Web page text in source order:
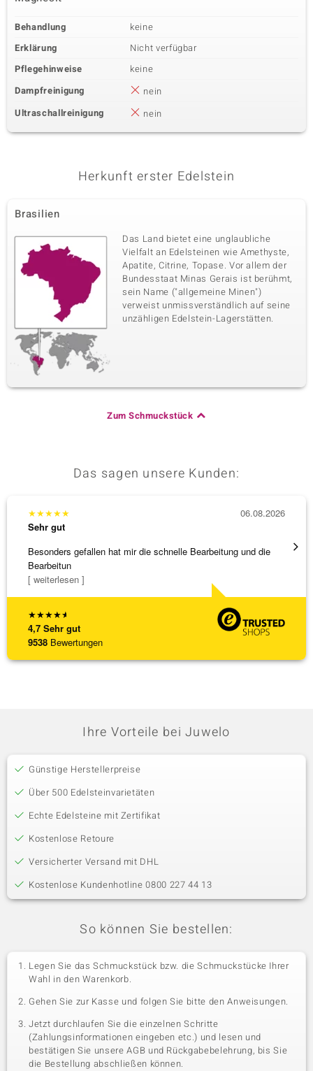
Behandlung
keine
Erklärung
Nicht verfügbar
Pflegehinweise
keine
Dampfreinigung
nein
Ultraschallreinigung
nein
Herkunft erster Edelstein
Brasilien
Das Land bietet eine unglaubliche
Vielfalt an Edelsteinen wie Amethyste,
Apatite, Citrine, Topase. Vor allem der
Bundesstaat Minas Gerais ist berühmt,
sein Name ("allgemeine Minen")
verweist unmissverständlich auf seine
unzähligen Edelstein-Lagerstätten.
Zum Schmuckstück
Das sagen unsere Kunden:
★★★★★
4,7 Sehr gut
9538 Bewertungen
★★★★★
Sehr gut
Besonders gefallen hat mir die schnelle Bearbeitung und die
Bearbeitun
[ weiterlesen ]
06.08.2026
Bin
Ihre Vorteile bei Juwelo
Günstige Herstellerpreise
Über 500 Edelsteinvarietäten
Echte Edelsteine mit Zertifikat
Kostenlose Retoure
Versicherter Versand mit DHL
Kostenlose Kundenhotline 0800 227 44 13
So können Sie bestellen:
Legen Sie das Schmuckstück bzw. die Schmuckstücke Ihrer
Wahl in den Warenkorb.
Gehen Sie zur Kasse und folgen Sie bitte den Anweisungen.
Jetzt durchlaufen Sie die einzelnen Schritte
(Zahlungsinformationen eingeben etc.) und lesen und
bestätigen Sie unsere AGB und Rückgabebelehrung, bis Sie
die Bestellung abschließen können.